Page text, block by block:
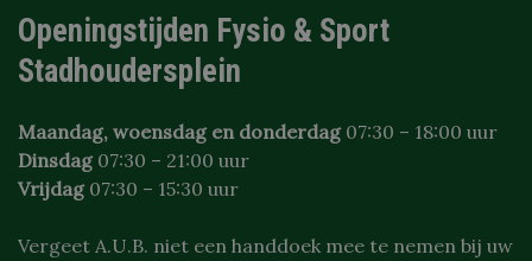
Openingstijden Fysio & Sport
Stadhoudersplein
Maandag, woensdag en donderdag07:30 – 18:00 uur
Dinsdag07:30 – 21:00 uur
Vrijdag07:30 – 15:30 uur
Vergeet A.U.B. niet een handdoek mee te nemen bij uw
Naam
Domein
VISITOR_PRIVACY_METADATA